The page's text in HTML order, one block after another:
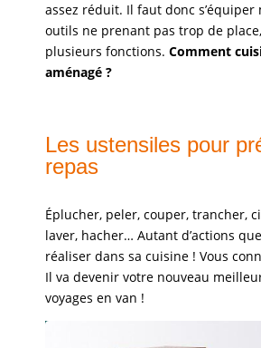
assez réduit. Il faut donc s’équiper
outils ne prenant pas trop de
plusieurs fonctions. Comment
aménagé ?
Les ustensiles pour
repas
Éplucher, peler, couper, trancher,
laver, hacher… Autant d’actions
réaliser dans sa cuisine ! Vous
Il va devenir votre nouveau
voyages en van !